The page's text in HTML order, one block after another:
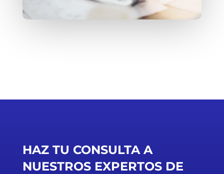
HAZ TU CONSULTA A
NUESTROS EXPERTOS DE